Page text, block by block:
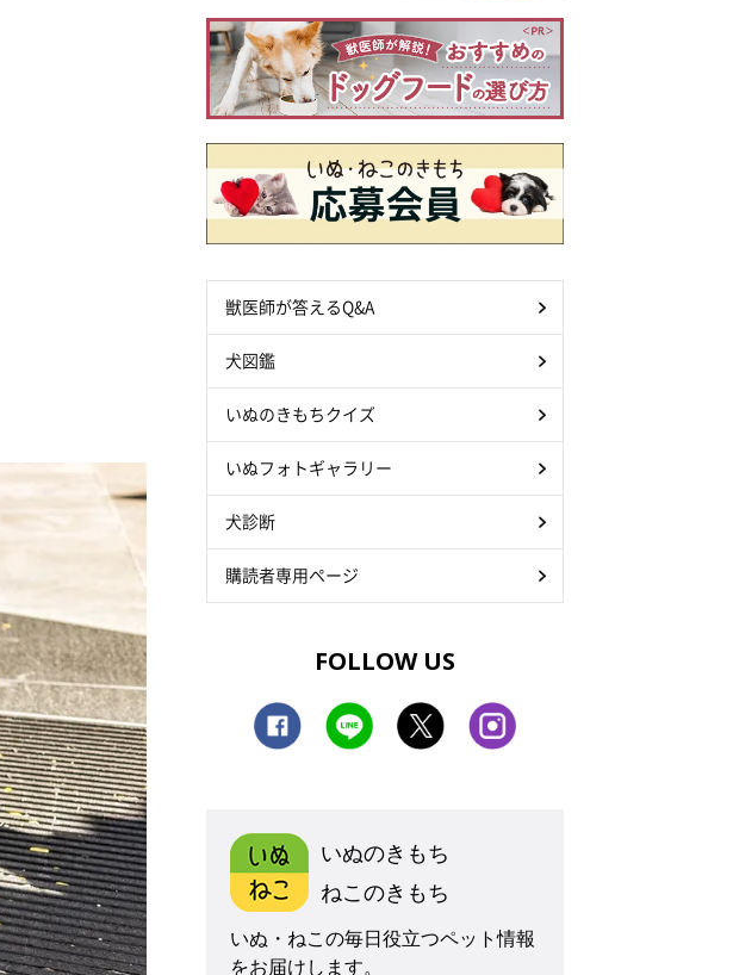
獣医師が答えるQ&A
犬図鑑
いぬのきもちクイズ
いぬフォトギャラリー
犬診断
購読者専用ページ
FOLLOW US
いぬのきもち
ねこのきもち
いぬ・ねこの毎日役立つペット情報
をお届けします。